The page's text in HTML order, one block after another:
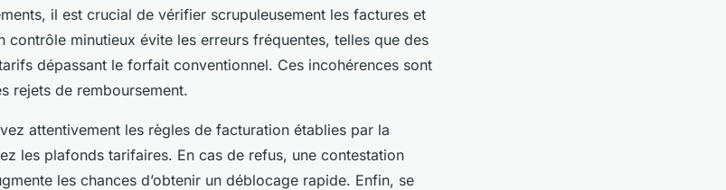
il est crucial de vérifier scrupuleusement les factures et
contrôle minutieux évite les erreurs fréquentes, telles que des
dépassant le forfait conventionnel. Ces incohérences sont
rejets de remboursement.
attentivement les règles de facturation établies par la
les plafonds tarifaires. En cas de refus, une contestation
les chances d’obtenir un déblocage rapide. Enfin, se